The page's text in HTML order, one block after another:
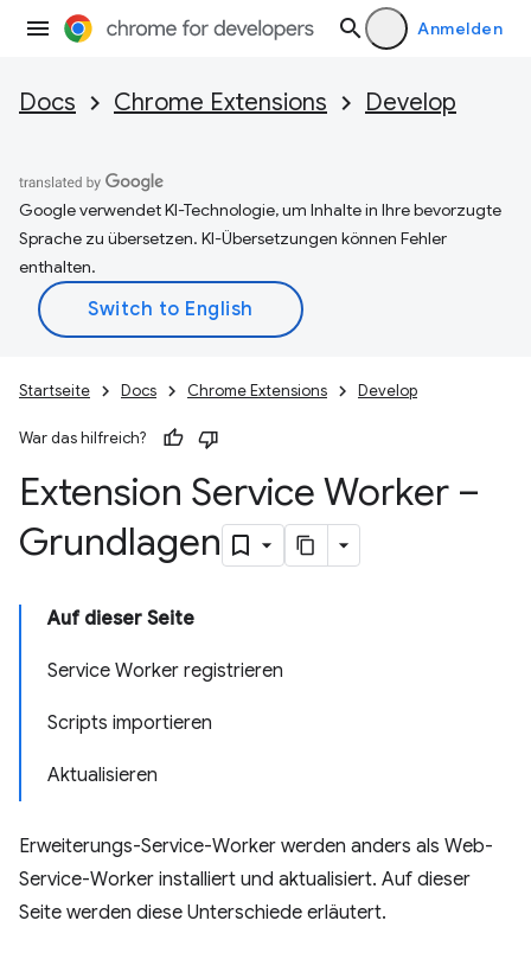
Anmelden
Docs Chrome Extensions Develop
Google verwendet KI-Technologie, um Inhalte in Ihre bevorzugte
Sprache zu übersetzen. KI-Übersetzungen können Fehler
enthalten.
Startseite Docs Chrome Extensions Develop
War das hilfreich?
Extension Service Worker –
Grundlagen
Auf dieser Seite
Service Worker registrieren
Scripts importieren
Aktualisieren
Erweiterungs-Service-Worker werden anders als Web-
Service-Worker installiert und aktualisiert. Auf dieser
Seite werden diese Unterschiede erläutert.